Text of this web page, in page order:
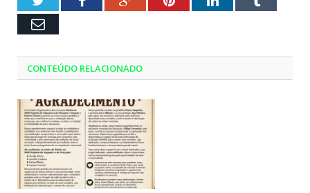
Email
CONTEÚDO RELACIONADO